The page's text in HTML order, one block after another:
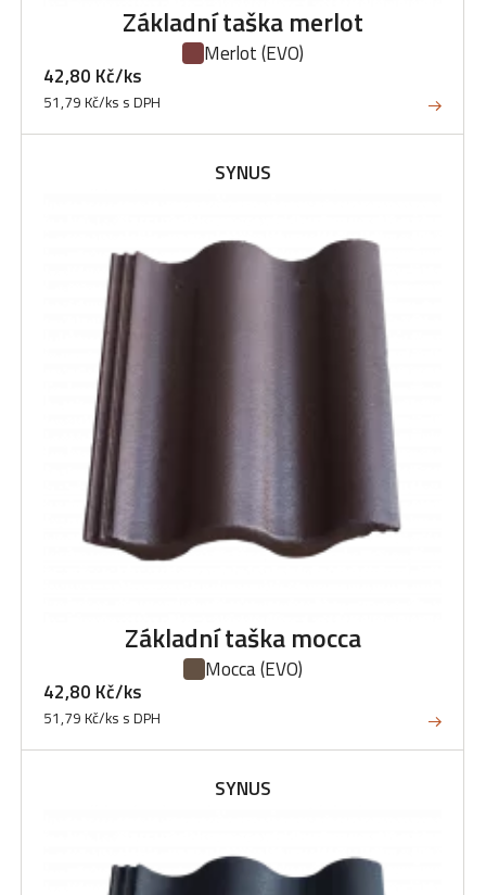
Základní taška merlot
Merlot(EVO)
42,80 Kč/ks
51,79 Kč/ks s DPH
SYNUS
Základní taška mocca
Mocca(EVO)
42,80 Kč/ks
51,79 Kč/ks s DPH
SYNUS